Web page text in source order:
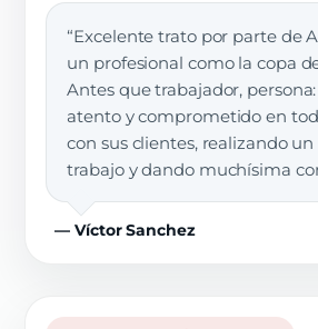
“Excelente trato por parte de
un profesional como la copa
Antes que trabajador,
atento y comprometido en
con sus clientes, realizando
trabajo y dando muchísima
— Víctor Sanchez